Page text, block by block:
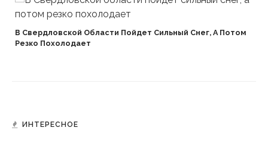
В Свердловской Области Пойдет Сильный Снег, А Потом
Резко Похолодает
ИНТЕРЕСНОЕ